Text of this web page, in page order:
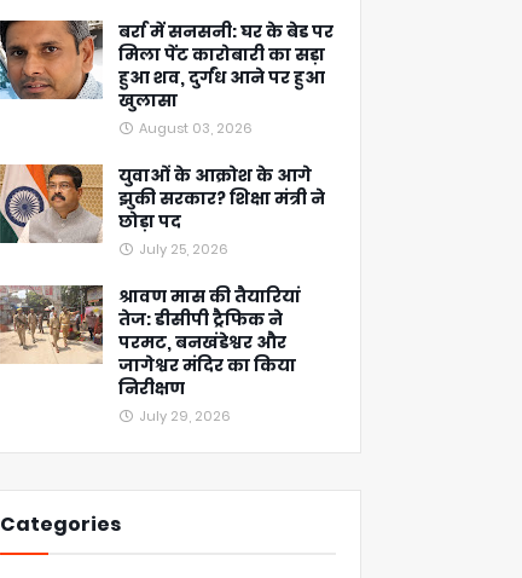
बर्रा में सनसनी: घर के बेड पर
मिला पेंट कारोबारी का सड़ा
हुआ शव, दुर्गंध आने पर हुआ
खुलासा
August 03, 2026
युवाओं के आक्रोश के आगे
झुकी सरकार? शिक्षा मंत्री ने
छोड़ा पद
July 25, 2026
श्रावण मास की तैयारियां
तेज: डीसीपी ट्रैफिक ने
परमट, बनखंडेश्वर और
जागेश्वर मंदिर का किया
निरीक्षण
July 29, 2026
Categories